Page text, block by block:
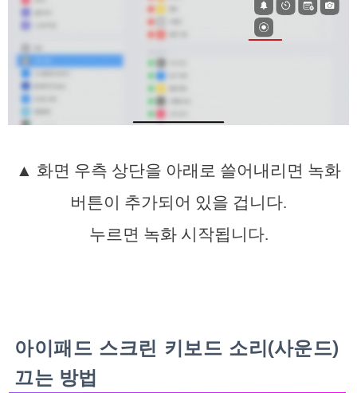
▲ 화면 우측 상단을 아래로 쓸어내리면 녹화
버튼이 추가되어 있을 겁니다.
누르면 녹화 시작됩니다.
아이패드 스크린 키보드 소리(사운드)
끄는 방법